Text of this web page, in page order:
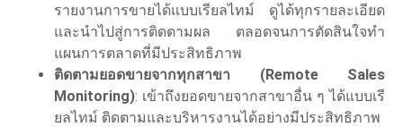
รายงานการขายได้แบบเรียลไทม์ ดูได้ทุกรายละเอียด
และนำไปสู่การติดตามผล ตลอดจนการตัดสินใจทำ
แผนการตลาดที่มีประสิทธิภาพ
ติดตามยอดขายจากทุกสาขา (Remote Sales
Monitoring): เข้าถึงยอดขายจากสาขาอื่น ๆ ได้แบบเรี
ยลไทม์ ติดตามและบริหารงานได้อย่างมีประสิทธิภาพ